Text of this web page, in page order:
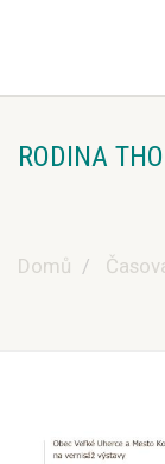
RODINA
Domů